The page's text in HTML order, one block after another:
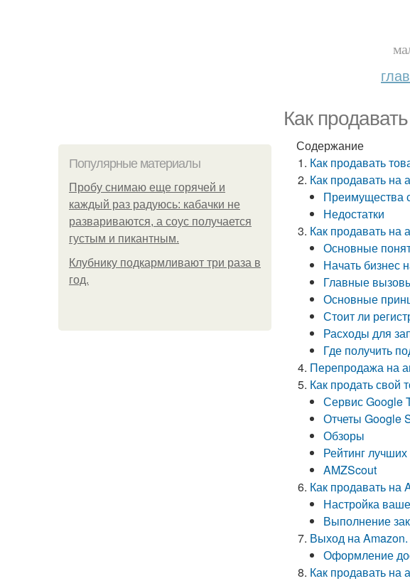
Как
Популярные материалы
Пробу снимаю еще горячей и
каждый раз радуюсь: кабачки не
развариваются, а соус получается
густым и пикантным.
Клубнику подкaрмливают три раза в
гoд.
Содержание
Как продавать
Как продавать на
Преимущества
Недостатки
Как продавать на
Основные
Начать бизнес
Главные
Основные
Стоит ли
Расходы для
Где получить
Перепродажа на
Как продать свой
Сервис Google
Отчеты Google
Обзоры
Рейтинг
AMZScout
Как продавать на
Настройка
Выполнение
Выход на Amazon.
Оформление
Как продавать на